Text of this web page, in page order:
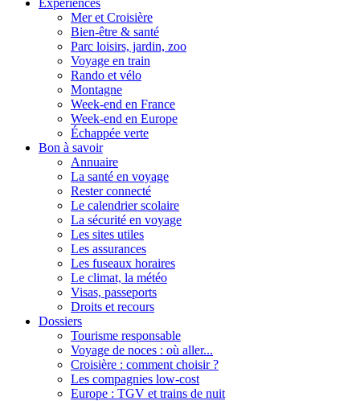
Expériences
Mer et Croisière
Bien-être & santé
Parc loisirs, jardin, zoo
Voyage en train
Rando et vélo
Montagne
Week-end en France
Week-end en Europe
Échappée verte
Bon à savoir
Annuaire
La santé en voyage
Rester connecté
Le calendrier scolaire
La sécurité en voyage
Les sites utiles
Les assurances
Les fuseaux horaires
Le climat, la météo
Visas, passeports
Droits et recours
Dossiers
Tourisme responsable
Voyage de noces : où aller...
Croisière : comment choisir ?
Les compagnies low-cost
Europe : TGV et trains de nuit